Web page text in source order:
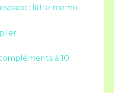
: little memo
à 10